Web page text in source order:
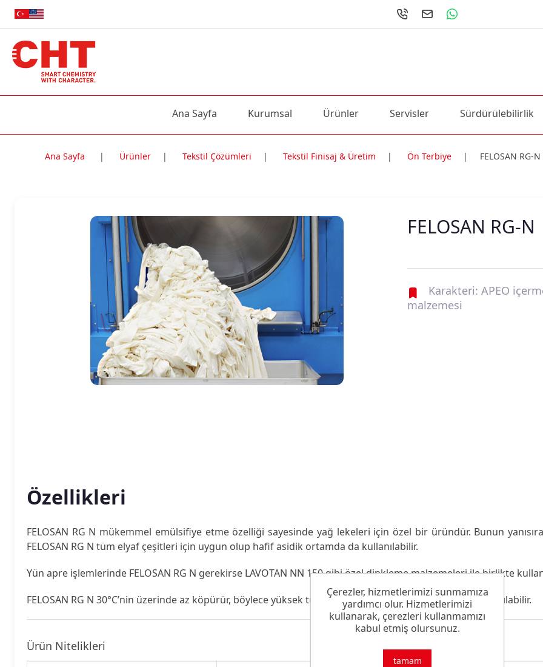
Ana Sayfa Kurumsal Ürünler Servisler Sürdürülebilirlik
Ana Sayfa | Ürünler | Tekstil Çözümleri | Tekstil Finisaj & Üretim | Ön Terbiye | FELOSAN RG-N
FELOSAN RG-N
Karakteri: APEO
malzemesi
Özellikleri
FELOSAN RG N mükemmel emülsifiye etme özelliği sayesinde yağ lekeleri için özel bir üründür. Bunun
FELOSAN RG N tüm elyaf çeşitleri için uygun olup hafif asidik ortamda da kullanılabilir.
Yün apre işlemlerinde FELOSAN RG N gerekirse LAVOTAN NN 150 gibi özel dinkleme malzemeleri ile birlikte
FELOSAN RG N 30°C’nin üzerinde az köpürür, böylece yüksek türbülanslı yıkama makinelerinde de kullanılabilir.
Ürün Nitelikleri
Çerezler, hizmetlerimizi sunmamıza
yardımcı olur. Hizmetlerimizi
kullanarak, çerezleri kullanmamızı
kabul etmiş olursunuz.
tamam